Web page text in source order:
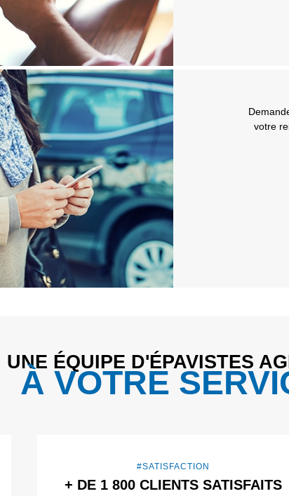
votre
UNE ÉQUIPE D'ÉPAVISTES
À VOTRE
#SATISFACTION
+ DE 1 800 CLIENTS SATISFAITS